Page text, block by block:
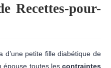
Recettes-pour-
d’une petite fille diabétique de
épouse toutes les contraintes